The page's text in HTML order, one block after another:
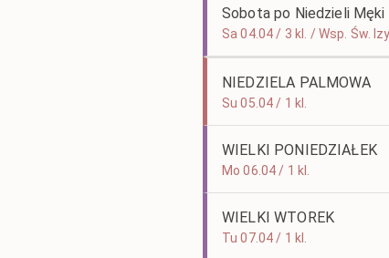
Sobota po Niedzieli Męki
Sa 04.04 / 3 kl. / Wsp. Św.
NIEDZIELA PALMOWA
Su 05.04 / 1 kl.
WIELKI PONIEDZIAŁEK
Mo 06.04 / 1 kl.
WIELKI WTOREK
Tu 07.04 / 1 kl.